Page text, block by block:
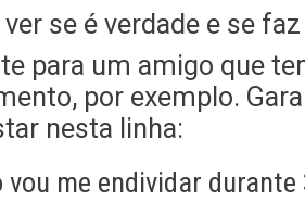
se é verdade e se
para um amigo que
por exemplo.
nesta linha:
vou me endividar